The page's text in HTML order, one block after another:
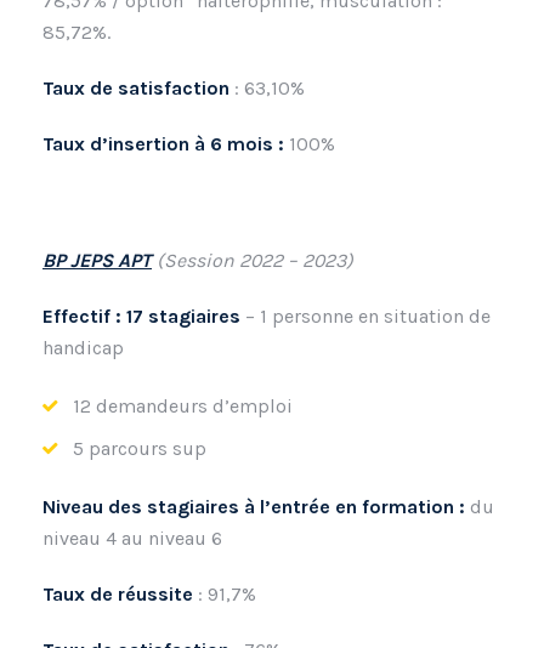
85,72%.
Taux de satisfaction : 63,10%
Taux d’insertion à 6 mois : 100%
BP JEPS APT(Session 2022 – 2023)
Effectif : 17 stagiaires – 1 personne en situation de
handicap
12 demandeurs d’emploi
5 parcours sup
Niveau des stagiaires à l’entrée en formation : du
niveau 4 au niveau 6
Taux de réussite : 91,7%